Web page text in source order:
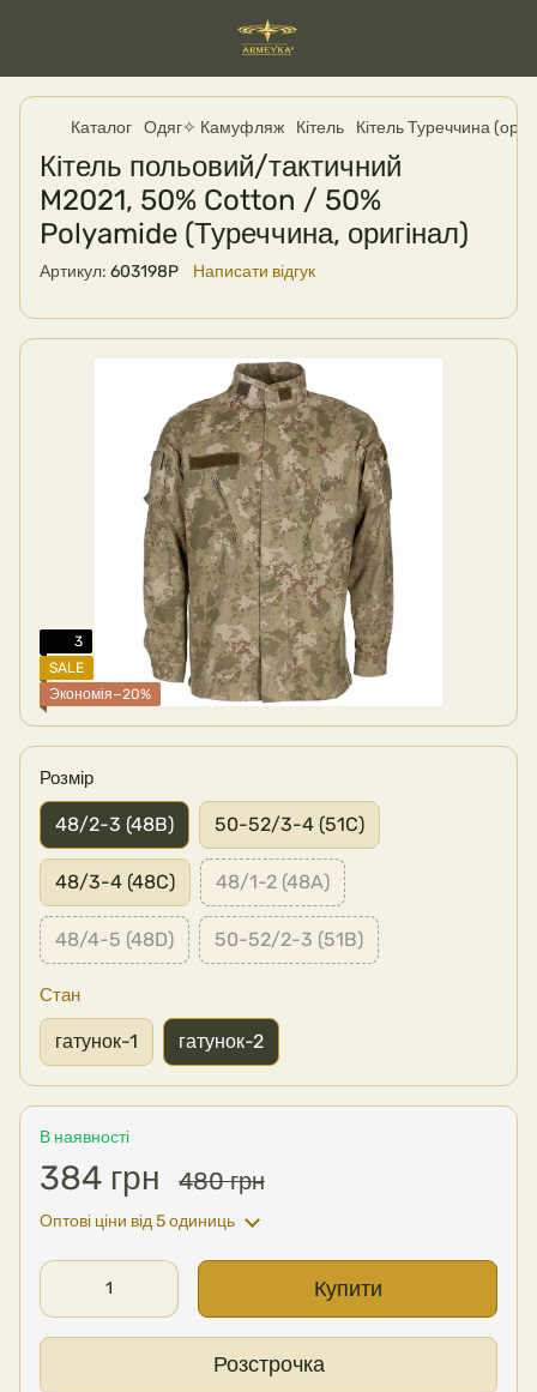
Каталог Одяг✧ Камуфляж Кітель Кітель Туреччина
Кітель польовий/тактичний
M2021, 50% Cotton / 50%
Polyamide (Туреччина, оригінал)
Артикул: 603198P Написати відгук
3
SALE
Экономія−20%
Розмір
48/2-3 (48B) 50-52/3-4 (51C)
48/3-4 (48C) 48/1-2 (48A)
48/4-5 (48D) 50-52/2-3 (51B)
Стан
гатунок-1 гатунок-2
В наявності
384 грн 480 грн
Оптові ціни від 5 одиниць
Купити
Розстрочка